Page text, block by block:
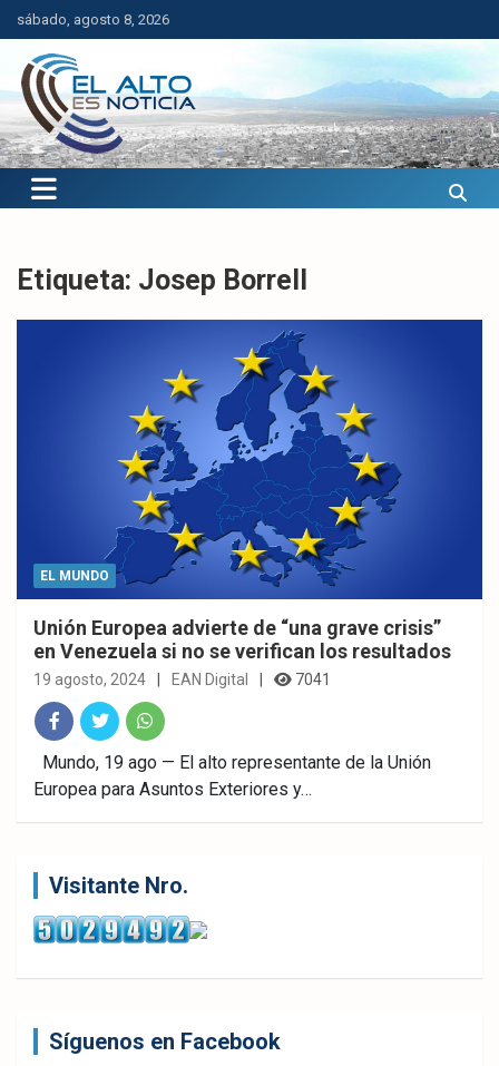
Saltar
al
contenido
sábado, agosto 8, 2026
El Alto es Noticia
Últimas noticias de El Alto, Bolivia y el mundo.
Etiqueta: Josep Borrell
EL MUNDO
Unión Europea advierte de “una grave crisis”
en Venezuela si no se verifican los resultados
19 agosto, 2024 EAN Digital 7041
Fac
ebo
Twitt
er
What
sAp
Mundo, 19 ago — El alto representante de la Unión
Europea para Asuntos Exteriores y…
Visitante Nro.
Síguenos en Facebook